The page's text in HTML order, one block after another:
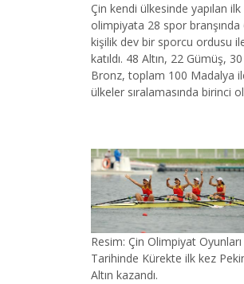
Çin kendi ülkesinde yapılan ilk
olimpiyata 28 spor branşında
kişilik dev bir sporcu ordusu
katıldı. 48 Altın, 22 Gümüş, 30
Bronz, toplam 100 Madalya
ülkeler sıralamasında birinci
Resim: Çin Olimpiyat Oyunları
Tarihinde Kürekte ilk kez
Altın kazandı.